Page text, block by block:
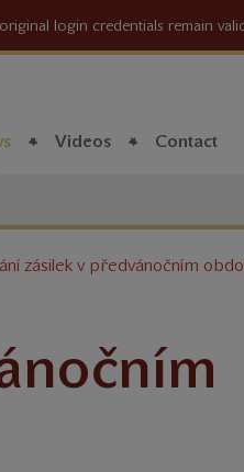
login credentials remain
Videos Contact
zásilek v předvánočním